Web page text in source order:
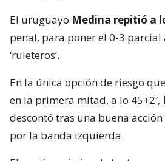
El uruguayo Medina repitió a
penal, para poner el 0-3 parcial
‘ruleteros’.
En la única opción de riesgo
en la primera mitad, a lo 45+2′,
descontó tras una buena
por la banda izquierda.